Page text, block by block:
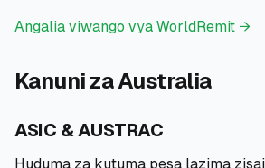
Angalia viwango vya WorldRemit →
Kanuni za Australia
ASIC & AUSTRAC
Huduma za kutuma pesa lazima